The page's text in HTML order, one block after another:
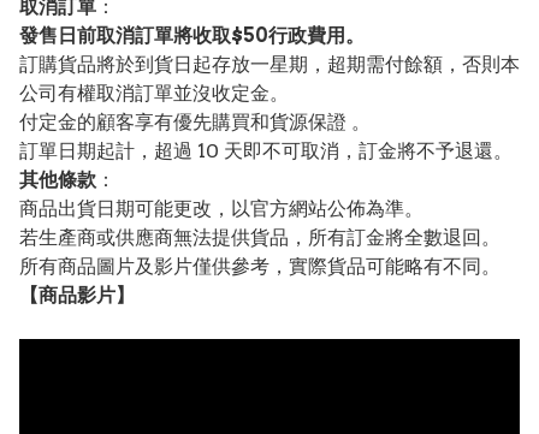
取消訂單 ：
發售日前取消訂單將收取$50行政費用。
訂購貨品將於到貨日起存放一星期，超期需付餘額，否則本
公司有權取消訂單並沒收定金。
付定金的顧客享有優先購買和貨源保證 。
訂單日期起計，超過 10 天即不可取消，訂金將不予退還。
其他條款 ：
商品出貨日期可能更改，以官方網站公佈為準。
若生產商或供應商無法提供貨品，所有訂金將全數退回。
所有商品圖片及影片僅供參考，實際貨品可能略有不同。
【商品影片】